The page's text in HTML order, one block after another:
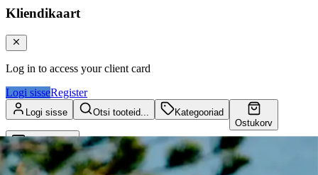
Kliendikaart
Log in to access your client card
Logi sisseRegister
Logi sisse Otsi tooteid...
Kategooriad
Ostukorv
Kliendikaart